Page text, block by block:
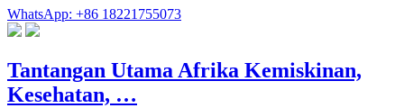
WhatsApp: +86 18221755073
Tantangan Utama Afrika Kemiskinan,
Kesehatan, …